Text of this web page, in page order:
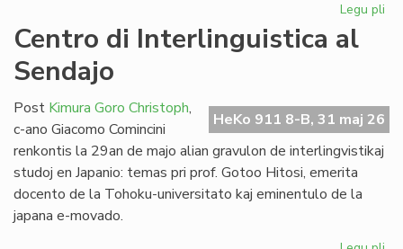
Legu pli
de
Centro di Interlinguistica al
Sendajo
HeKo 911 8-B, 31 maj 26
Post Kimura Goro Christoph,
c-ano Giacomo Comincini
renkontis la 29an de majo alian gravulon de interlingvistikaj
studoj en Japanio: temas pri prof. Gotoo Hitosi, emerita
docento de la Tohoku-universitato kaj eminentulo de la
japana e-movado.